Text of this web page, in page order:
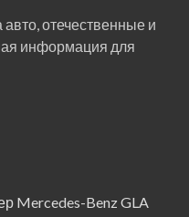
отечественные и
информация для
Mercedes-Benz GLA